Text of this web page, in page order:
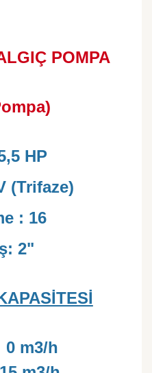
POMPA
HP
(Trifaze)
: 16
2"
m3/h